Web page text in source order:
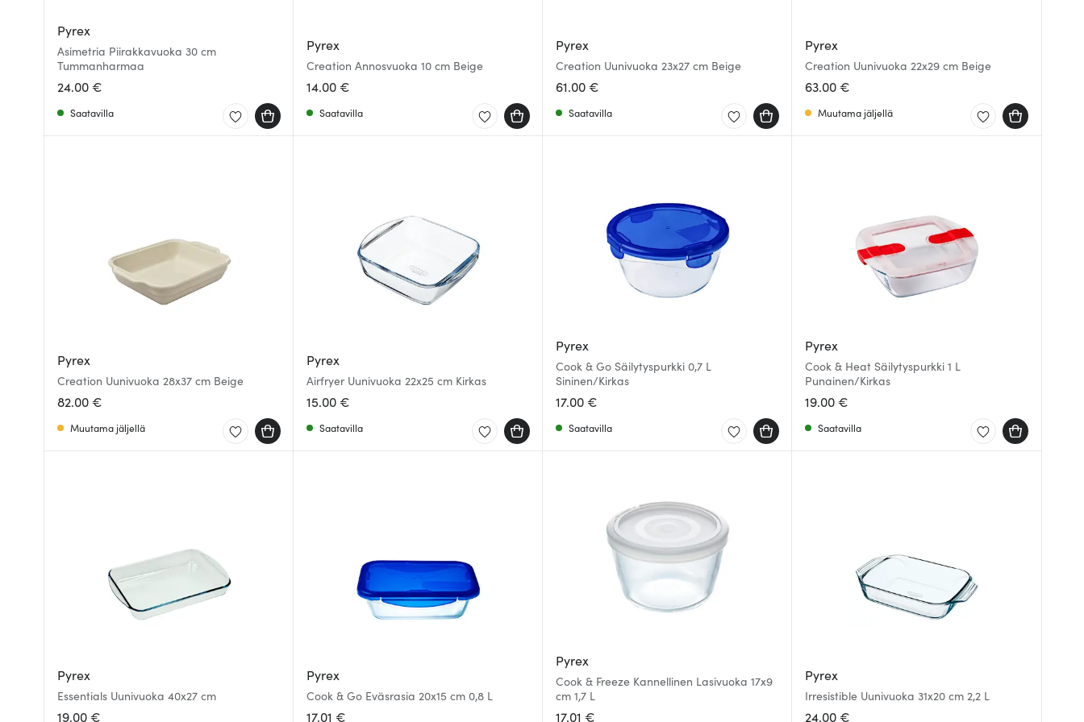
Pyrex
Asimetria Piirakkavuoka 30 cm
Tummanharmaa
24.00 €
Saatavilla
Pyrex
Creation Annosvuoka 10 cm Beige
14.00 €
Saatavilla
Pyrex
Creation Uunivuoka 23x27 cm Beige
61.00 €
Saatavilla
Pyrex
Creation Uunivuoka 22x29 cm Beige
63.00 €
Muutama jäljellä
Pyrex
Creation Uunivuoka 28x37 cm Beige
82.00 €
Muutama jäljellä
Pyrex
Airfryer Uunivuoka 22x25 cm Kirkas
15.00 €
Saatavilla
Pyrex
Cook & Go Säilytyspurkki 0,7 L
Sininen/Kirkas
17.00 €
Saatavilla
Pyrex
Cook & Heat Säilytyspurkki 1 L
Punainen/Kirkas
19.00 €
Saatavilla
Pyrex
Essentials Uunivuoka 40x27 cm
19.00 €
Pyrex
Cook & Go Eväsrasia 20x15 cm 0,8 L
17.01 €
Pyrex
Cook & Freeze Kannellinen Lasivuoka 17x9
cm 1,7 L
17.01 €
Pyrex
Irresistible Uunivuoka 31x20 cm 2,2 L
24.00 €